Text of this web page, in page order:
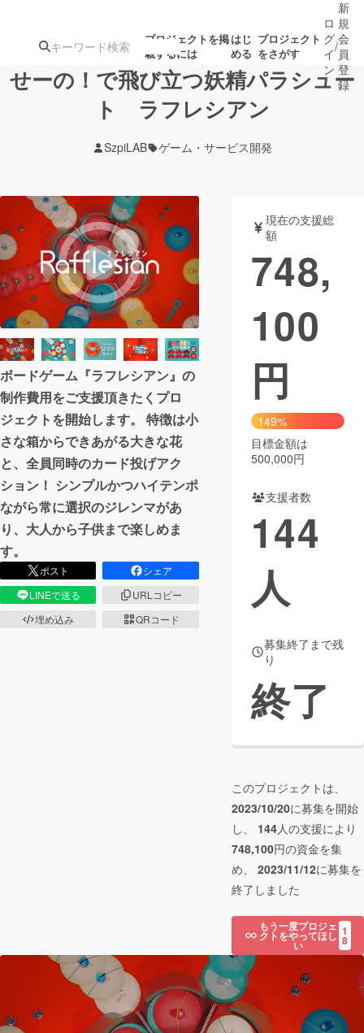
プロジェクトを掲
載するには
はじ
める
プロジェクト
をさがす
ターン
ジェクト
ロジェクト
アート・写真 音楽
テクノロジー・ガジェット ゲーム・サ
映像・映画
ビジネス・起業
まちづくり・地域活性化
CAMPFIRE for Social Good
CAMPFIRE Creation
CAMPFIREふるさと納税
コミュニティ
ロ
グ
イ
ン
/
新
規
会
員
登
録
せーの！で飛び立つ妖精パラシュー
ト ラフレシアン
SzpiLAB ゲーム・サービス開発
ボードゲーム『ラフレシアン』の
制作費用をご支援頂きたくプロ
ジェクトを開始します。 特徴は小
さな箱からできあがる大きな花
と、全員同時のカード投げアク
ション！ シンプルかつハイテンポ
ながら常に選択のジレンマがあ
り、大人から子供まで楽しめま
す。
ポスト
シェア
LINEで送る
URLコピー
埋め込み
QRコード
現在の支援総
額
748,
100
円
149%
目標金額は
500,000円
支援者数
144
人
募集終了まで残
り
終了
このプロジェクトは、
2023/10/20に募集を開始
し、 144人の支援により
748,100円の資金を集
め、 2023/11/12に募集を
終了しました
もう一度プロジェ
クトをやってほし
い
1
8